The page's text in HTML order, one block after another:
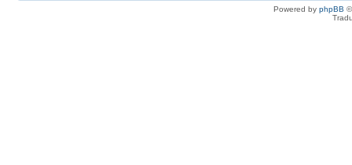
Powered by phpBB